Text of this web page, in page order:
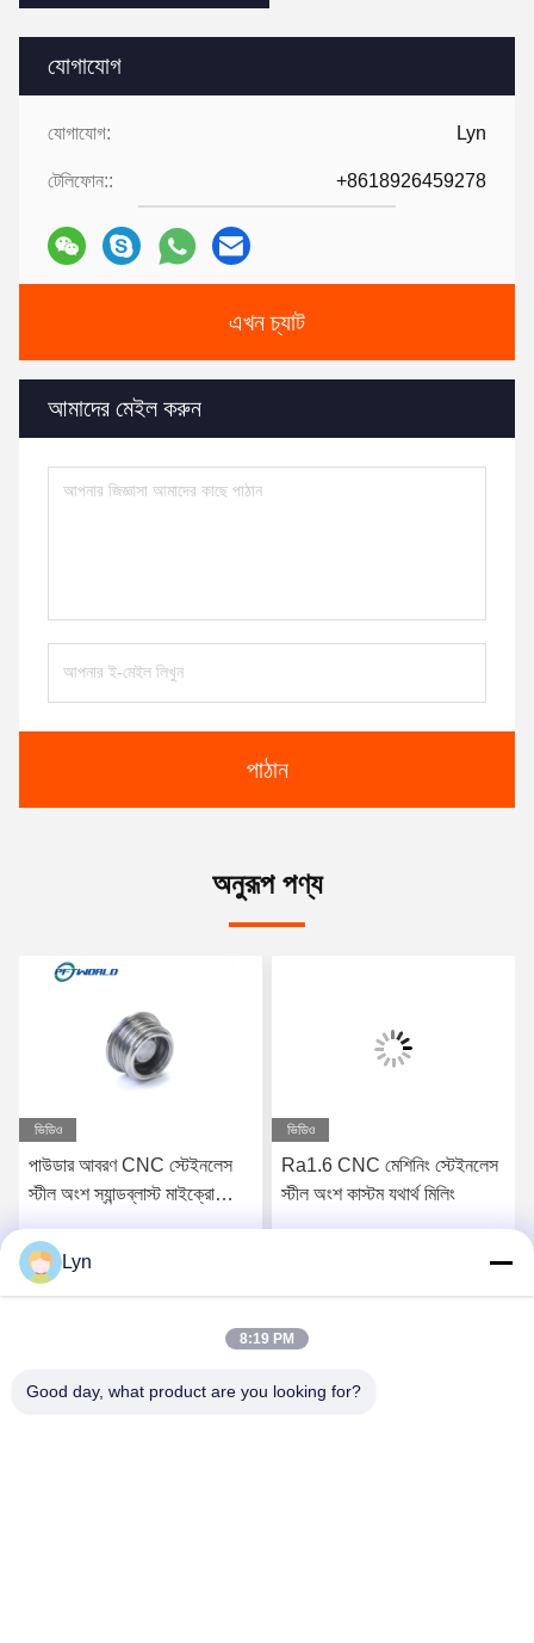
যোগাযোগ
যোগাযোগ: Lyn
টেলিফোন:: +8618926459278
এখন চ্যাট
আমাদের মেইল করুন
পাঠান
অনুরূপ পণ্য
ভিডিও
পাউডার আবরণ CNC স্টেইনলেস
স্টীল অংশ স্যান্ডব্লাস্ট মাইক্রো
ভিডিও
Ra1.6 CNC মেশিনিং স্টেইনলেস
স্টীল অংশ কাস্টম যথার্থ মিলিং
Lyn
8:19 PM
Good day, what product are you looking for?